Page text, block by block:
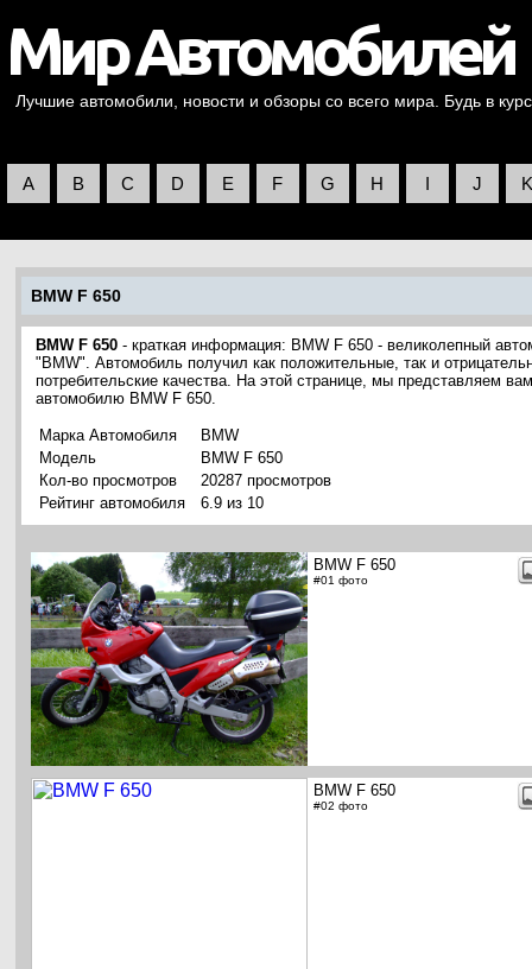
Лучшие автомобили, новости и обзоры со всего мира. Будь в
A B C D E F G H I J K
BMW F 650
BMW F 650 - краткая информация: BMW F 650 - великолепный
"BMW". Автомобиль получил как положительные, так и
потребительские качества. На этой странице, мы представляем
автомобилю BMW F 650.
Марка Автомобиля
BMW
Модель
BMW F 650
Кол-во просмотров
20287 просмотров
Рейтинг автомобиля
6.9 из 10
BMW F 650
#01 фото
BMW F 650
#02 фото